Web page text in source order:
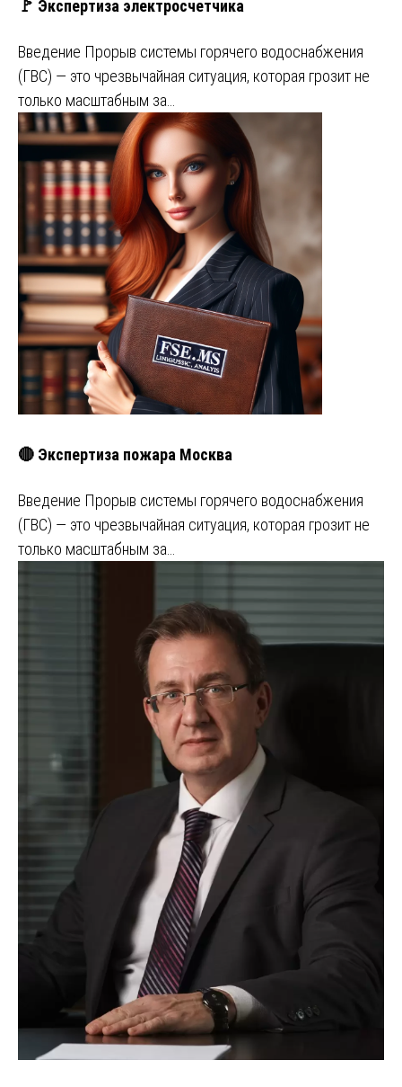
🚩 Экспертиза электросчетчика
Введение Прорыв системы горячего водоснабжения
(ГВС) — это чрезвычайная ситуация, которая грозит не
только масштабным за…
🔴 Экспертиза пожара Москва
Введение Прорыв системы горячего водоснабжения
(ГВС) — это чрезвычайная ситуация, которая грозит не
только масштабным за…